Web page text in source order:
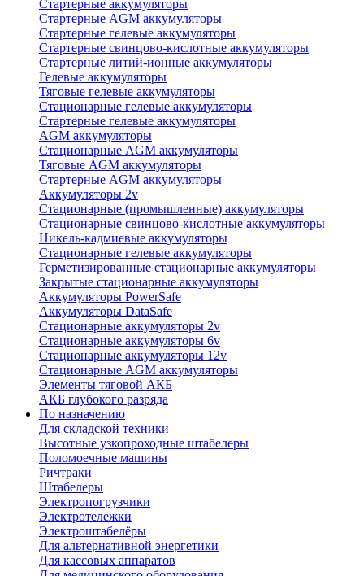
Стартерные аккумуляторы
Стартерные AGM аккумуляторы
Стартерные гелевые аккумуляторы
Стартерные свинцово-кислотные аккумуляторы
Стартерные литий-ионные аккумуляторы
Гелевые аккумуляторы
Тяговые гелевые аккумуляторы
Стационарные гелевые аккумуляторы
Стартерные гелевые аккумуляторы
AGM аккумуляторы
Стационарные AGM аккумуляторы
Тяговые AGM аккумуляторы
Стартерные AGM аккумуляторы
Аккумуляторы 2v
Стационарные (промышленные) аккумуляторы
Стационарные свинцово-кислотные аккумуляторы
Никель-кадмиевые аккумуляторы
Стационарные гелевые аккумуляторы
Герметизированные стационарные аккумуляторы
Закрытые стационарные аккумуляторы
Аккумуляторы PowerSafe
Аккумуляторы DataSafe
Стационарные аккумуляторы 2v
Стационарные аккумуляторы 6v
Стационарные аккумуляторы 12v
Стационарные AGM аккумуляторы
Элементы тяговой АКБ
АКБ глубокого разряда
По назначению
Для складской техники
Высотные узкопроходные штабелеры
Поломоечные машины
Ричтраки
Штабелеры
Электропогрузчики
Электротележки
Электроштабелёры
Для альтернативной энергетики
Для кассовых аппаратов